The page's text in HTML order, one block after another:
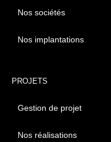
Nos sociétés
Nos implantations
PROJETS
Gestion de projet
Nos réalisations